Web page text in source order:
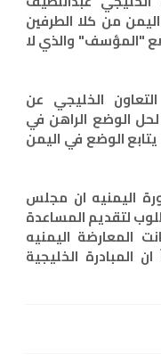
من كلا الطرفين
"المؤسف" والذي لا
الخليجي عن
الوضع الراهن في
الوضع في اليمن
اليمنيه ان مجلس
لتقديم المساعدة
المعارضة اليمنيه
المبادرة الخليجية